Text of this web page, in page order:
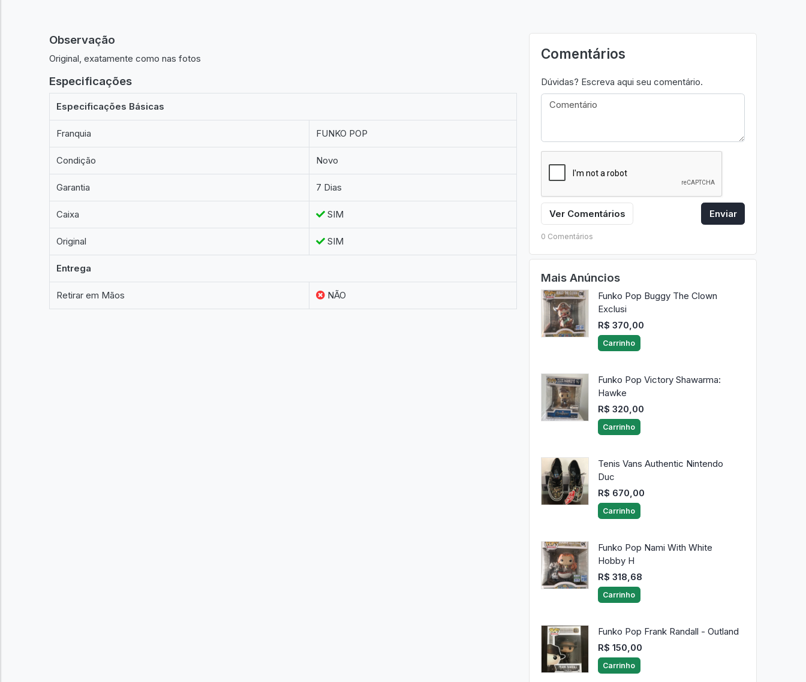
Observação
Original, exatamente como nas fotos
Especificações
Especificações Básicas
Franquia FUNKO POP
Condição Novo
Garantia 7 Dias
Caixa SIM
Original SIM
Entrega
Retirar em Mãos NÃO
Comentários
Dúvidas? Escreva aqui seu comentário.
Ver Comentários Enviar
0 Comentários
Mais Anúncios
Funko Pop Buggy The Clown
Exclusi
R$ 370,00
Carrinho
Funko Pop Victory Shawarma:
Hawke
R$ 320,00
Carrinho
Tenis Vans Authentic Nintendo
Duc
R$ 670,00
Carrinho
Funko Pop Nami With White
Hobby H
R$ 318,68
Carrinho
Funko Pop Frank Randall - Outland
R$ 150,00
Carrinho